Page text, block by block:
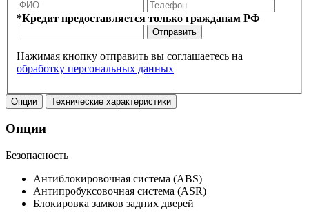
*Кредит предоставляется только гражданам РФ
Отправить
Нажимая кнопку отправить вы соглашаетесь на
обработку персональных данных
Опции Технические характеристики
Опции
Безопасность
Антиблокировочная система (ABS)
Антипробуксовочная система (ASR)
Блокировка замков задних дверей